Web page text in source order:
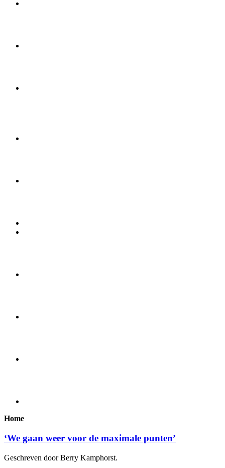
Home
‘We gaan weer voor de maximale punten’
Geschreven door Berry Kamphorst.